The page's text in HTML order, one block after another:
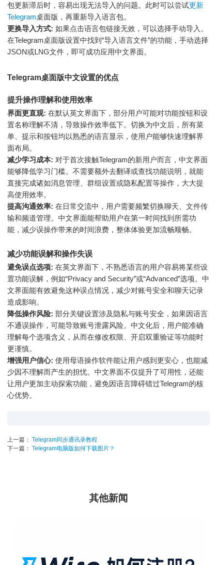
包更新滞后时，容易出现无法导入的问题。此时可以尝试更新
Telegram桌面版，再重新导入语言包。
更换导入方式: 如果点击语言包链接无效，可以选择手动导入。
在Telegram桌面版设置中找到“导入语言文件”的功能，手动选择
JSON或LNG文件，即可成功应用中文界面。
Telegram桌面版中文设置的优点
提升操作理解和使用效率
界面更直观: 在默认英文界面下，部分用户可能对功能按钮和设
置名称理解不清，导致操作效率低下。切换为中文后，所有菜
单、提示和按钮均以熟悉的语言显示，使用户能够快速理解界
面布局。
减少学习成本: 对于首次接触Telegram的新用户而言，中文界面
能够降低学习门槛。不需要额外去翻译或查找功能说明，就能
直接完成诸如消息管理、群组设置或隐私配置等操作，大大提
高使用效率。
提高沟通效率: 在日常交流中，用户需要频繁切换聊天、文件传
输和频道管理。中文界面能帮助用户在第一时间找到所需功
能，减少误操作带来的时间浪费，整体体验更加流畅顺畅。
减少功能误解和操作失误
避免误点选项: 在英文界面下，不熟悉语言的用户容易将某些设
置功能误解，例如“Privacy and Security”或“Advanced”选项。中
文界面能有效避免这种误点情况，减少对账号安全和聊天记录
造成影响。
降低操作风险: 部分关键设置涉及隐私与账号安全，如果因语言
不通误操作，可能导致账号泄露风险。中文化后，用户能准确
理解每个选项含义，从而在修改权限、开启双重验证等功能时
更谨慎。
增强用户信心: 使用母语操作软件能让用户感到更安心，也能减
少因不理解而产生的担忧。中文界面不仅提升了可用性，还能
让用户更加主动探索功能，避免因语言障碍错过Telegram的核
心优势。
上一篇： Telegram同步通讯录教程
下一篇： Telegram电脑版如何下载图片？
其他新闻